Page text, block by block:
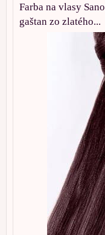
Farba na vlasy
gaštan zo zlatého...